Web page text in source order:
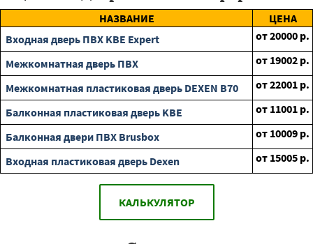
НАЗВАНИЕ
ЦЕНА
Входная дверь ПВХ KBE Expert
от20000 р.
Межкомнатная дверь ПВХ
от 19002 р.
Межкомнатная пластиковая дверь DEXEN B70
от22001 р.
Балконная пластиковая дверь KBE
от 11001 р.
Балконная двери ПВХ Brusbox
от 10009 р.
Входная пластиковая дверь Dexen
от 15005 р.
КАЛЬКУЛЯТОР